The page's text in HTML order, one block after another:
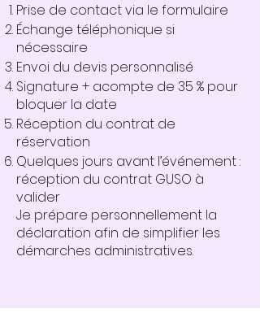
Prise de contact via le formulaire
Échange téléphonique si
nécessaire
Envoi du devis personnalisé
Signature + acompte de 35 % pour
bloquer la date
Réception du contrat de
réservation
Quelques jours avant l’événement :
réception du contrat GUSO à
valider
Je prépare personnellement la
déclaration afin de simplifier les
démarches administratives.